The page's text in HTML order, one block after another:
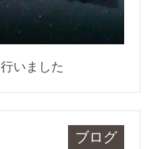
いました
ブログ